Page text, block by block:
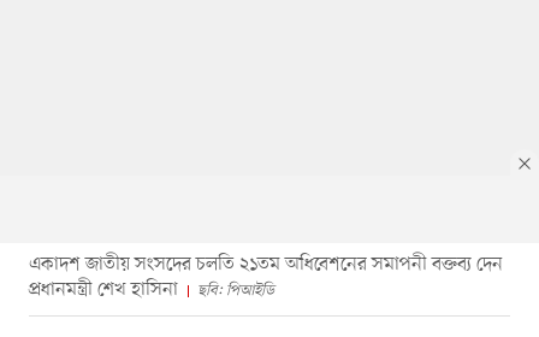
একাদশ জাতীয় সংসদের চলতি ২১তম অধিবেশনের সমাপনী বক্তব্য দেন
প্রধানমন্ত্রী শেখ হাসিনা
ছবি: পিআইডি